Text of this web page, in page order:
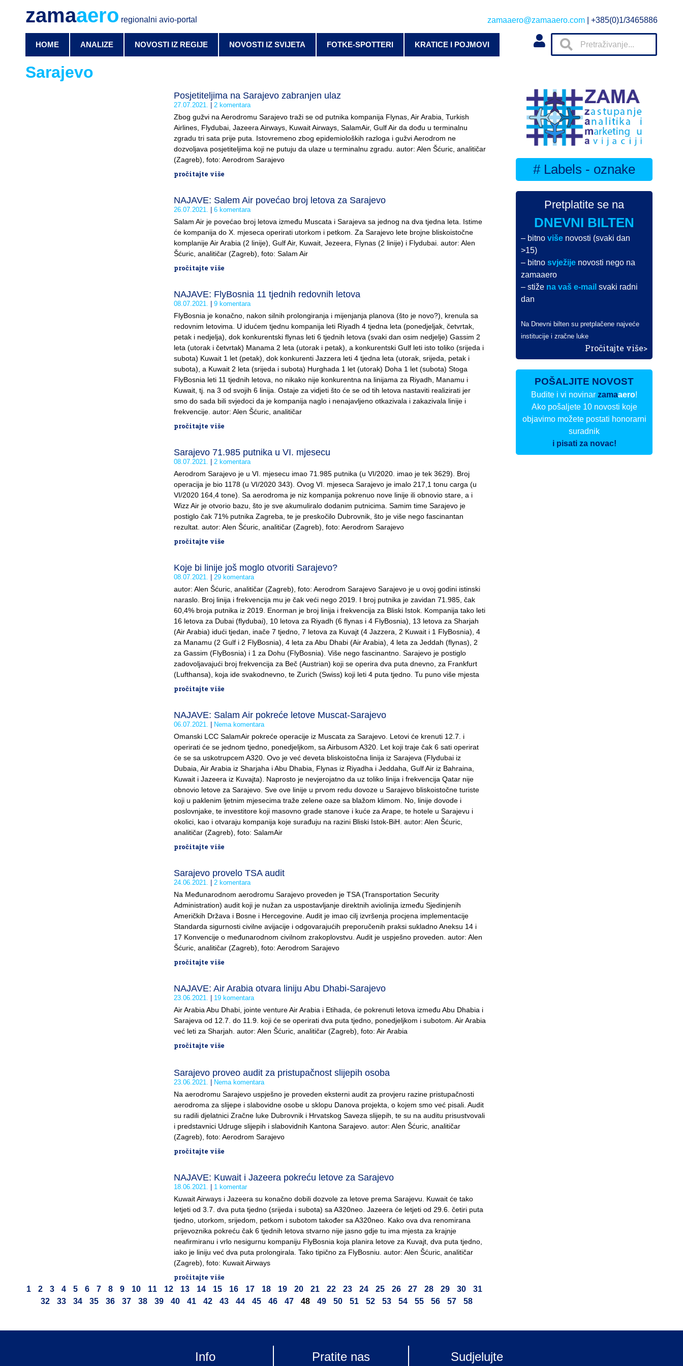
zamaaero regionalni avio-portal zamaaero@zamaaero.com | +385(0)1/3465886
HOME ANALIZE NOVOSTI IZ REGIJE NOVOSTI IZ SVIJETA FOTKE-SPOTTERI KRATICE I POJMOVI
Sarajevo
Posjetiteljima na Sarajevo zabranjen ulaz
27.07.2021. 2 komentara
Zbog gužvi na Aerodromu Sarajevo traži se od putnika kompanija Flynas, Air Arabia, Turkish
Airlines, Flydubai, Jazeera Airways, Kuwait Airways, SalamAir, Gulf Air da dođu u terminalnu
zgradu tri sata prije puta. Istovremeno zbog epidemioloških razloga i gužvi Aerodrom ne
dozvoljava posjetiteljima koji ne putuju da ulaze u terminalnu zgradu. autor: Alen Šćuric, analitičar
(Zagreb), foto: Aerodrom Sarajevo
pročitajte više
NAJAVE: Salem Air povećao broj letova za Sarajevo
26.07.2021. 6 komentara
Salam Air je povećao broj letova između Muscata i Sarajeva sa jednog na dva tjedna leta. Istime
će kompanija do X. mjeseca operirati utorkom i petkom. Za Sarajevo lete brojne bliskoistočne
komplanije Air Arabia (2 linije), Gulf Air, Kuwait, Jezeera, Flynas (2 linije) i Flydubai. autor: Alen
Šćuric, analitičar (Zagreb), foto: Salam Air
pročitajte više
NAJAVE: FlyBosnia 11 tjednih redovnih letova
08.07.2021. 9 komentara
FlyBosnia je konačno, nakon silnih prolongiranja i mijenjanja planova (što je novo?), krenula sa
redovnim letovima. U idućem tjednu kompanija leti Riyadh 4 tjedna leta (ponedjeljak, četvrtak,
petak i nedjelja), dok konkurentski flynas leti 6 tjednih letova (svaki dan osim nedjelje) Gassim 2
leta (utorak i četvrtak) Manama 2 leta (utorak i petak), a konkurentski Gulf leti isto toliko (srijeda i
subota) Kuwait 1 let (petak), dok konkurenti Jazzera leti 4 tjedna leta (utorak, srijeda, petak i
subota), a Kuwait 2 leta (srijeda i subota) Hurghada 1 let (utorak) Doha 1 let (subota) Stoga
FlyBosnia leti 11 tjednih letova, no nikako nije konkurentna na linijama za Riyadh, Manamu i
Kuwait, tj. na 3 od svojih 6 linija. Ostaje za vidjeti što će se od tih letova nastaviti realizirati jer
smo do sada bili svjedoci da je kompanija naglo i nenajavljeno otkazivala i zakazivala linije i
frekvencije. autor: Alen Šćuric, analitičar
pročitajte više
Sarajevo 71.985 putnika u VI. mjesecu
08.07.2021. 2 komentara
Aerodrom Sarajevo je u VI. mjesecu imao 71.985 putnika (u VI/2020. imao je tek 3629). Broj
operacija je bio 1178 (u VI/2020 343). Ovog VI. mjeseca Sarajevo je imalo 217,1 tonu carga (u
VI/2020 164,4 tone). Sa aerodroma je niz kompanija pokrenuo nove linije ili obnovio stare, a i
Wizz Air je otvorio bazu, što je sve akumuliralo dodanim putnicima. Samim time Sarajevo je
postiglo čak 71% putnika Zagreba, te je preskočilo Dubrovnik, što je više nego fascinantan
rezultat. autor: Alen Šćuric, analitičar (Zagreb), foto: Aerodrom Sarajevo
pročitajte više
Koje bi linije još moglo otvoriti Sarajevo?
08.07.2021. 29 komentara
autor: Alen Šćuric, analitičar (Zagreb), foto: Aerodrom Sarajevo Sarajevo je u ovoj godini istinski
naraslo. Broj linija i frekvencija mu je čak veći nego 2019. I broj putnika je zavidan 71.985, čak
60,4% broja putnika iz 2019. Enorman je broj linija i frekvencija za Bliski Istok. Kompanija tako leti
16 letova za Dubai (flydubai), 10 letova za Riyadh (6 flynas i 4 FlyBosnia), 13 letova za Sharjah
(Air Arabia) idući tjedan, inače 7 tjedno, 7 letova za Kuvajt (4 Jazzera, 2 Kuwait i 1 FlyBosnia), 4
za Manamu (2 Gulf i 2 FlyBosnia), 4 leta za Abu Dhabi (Air Arabia), 4 leta za Jeddah (flynas), 2
za Gassim (FlyBosnia) i 1 za Dohu (FlyBosnia). Više nego fascinantno. Sarajevo je postiglo
zadovoljavajući broj frekvencija za Beč (Austrian) koji se operira dva puta dnevno, za Frankfurt
(Lufthansa), koja ide svakodnevno, te Zurich (Swiss) koji leti 4 puta tjedno. Tu puno više mjesta
pročitajte više
NAJAVE: Salam Air pokreće letove Muscat-Sarajevo
06.07.2021. Nema komentara
Omanski LCC SalamAir pokreće operacije iz Muscata za Sarajevo. Letovi će krenuti 12.7. i
operirati će se jednom tjedno, ponedjeljkom, sa Airbusom A320. Let koji traje čak 6 sati operirat
će se sa uskotrupcem A320. Ovo je već deveta bliskoistočna linija iz Sarajeva (Flydubai iz
Dubaia, Air Arabia iz Sharjaha i Abu Dhabia, Flynas iz Riyadha i Jeddaha, Gulf Air iz Bahraina,
Kuwait i Jazeera iz Kuvajta). Naprosto je nevjerojatno da uz toliko linija i frekvencija Qatar nije
obnovio letove za Sarajevo. Sve ove linije u prvom redu dovoze u Sarajevo bliskoistočne turiste
koji u paklenim ljetnim mjesecima traže zelene oaze sa blažom klimom. No, linije dovode i
poslovnjake, te investitore koji masovno grade stanove i kuće za Arape, te hotele u Sarajevu i
okolici, kao i otvaraju kompanija koje surađuju na razini Bliski Istok-BiH. autor: Alen Šćuric,
analitičar (Zagreb), foto: SalamAir
pročitajte više
Sarajevo provelo TSA audit
24.06.2021. 2 komentara
Na Međunarodnom aerodromu Sarajevo proveden je TSA (Transportation Security
Administration) audit koji je nužan za uspostavljanje direktnih aviolinija između Sjedinjenih
Američkih Država i Bosne i Hercegovine. Audit je imao cilj izvršenja procjena implementacije
Standarda sigurnosti civilne avijacije i odgovarajućih preporučenih praksi sukladno Aneksu 14 i
17 Konvencije o međunarodnom civilnom zrakoplovstvu. Audit je uspješno proveden. autor: Alen
Šćuric, analitičar (Zagreb), foto: Aerodrom Sarajevo
pročitajte više
NAJAVE: Air Arabia otvara liniju Abu Dhabi-Sarajevo
23.06.2021. 19 komentara
Air Arabia Abu Dhabi, jointe venture Air Arabia i Etihada, će pokrenuti letova između Abu Dhabia i
Sarajeva od 12.7. do 11.9. koji će se operirati dva puta tjedno, ponedjeljkom i subotom. Air Arabia
već leti za Sharjah. autor: Alen Šćuric, analitičar (Zagreb), foto: Air Arabia
pročitajte više
Sarajevo proveo audit za pristupačnost slijepih osoba
23.06.2021. Nema komentara
Na aerodromu Sarajevo uspješno je proveden eksterni audit za provjeru razine pristupačnosti
aerodroma za slijepe i slabovidne osobe u sklopu Danova projekta, o kojem smo već pisali. Audit
su radili djelatnici Zračne luke Dubrovnik i Hrvatskog Saveza slijepih, te su na auditu prisustvovali
i predstavnici Udruge slijepih i slabovidnih Kantona Sarajevo. autor: Alen Šćuric, analitičar
(Zagreb), foto: Aerodrom Sarajevo
pročitajte više
NAJAVE: Kuwait i Jazeera pokreću letove za Sarajevo
18.06.2021. 1 komentar
Kuwait Airways i Jazeera su konačno dobili dozvole za letove prema Sarajevu. Kuwait će tako
letjeti od 3.7. dva puta tjedno (srijeda i subota) sa A320neo. Jazeera će letjeti od 29.6. četiri puta
tjedno, utorkom, srijedom, petkom i subotom također sa A320neo. Kako ova dva renomirana
prijevoznika pokreću čak 6 tjednih letova stvarno nije jasno gdje tu ima mjesta za krajnje
neafirmiranu i vrlo nesigurnu kompaniju FlyBosnia koja planira letove za Kuvajt, dva puta tjedno,
iako je liniju već dva puta prolongirala. Tako tipično za FlyBosniu. autor: Alen Šćuric, analitičar
(Zagreb), foto: Kuwait Airways
pročitajte više
1 2 3 4 5 6 7 8 9 10 11 12 13 14 15 16 17 18 19 20 21 22 23 24 25 26 27 28 29 30
31
32
33 34 35 36 37 38 39 40 41 42 43 44 45 46 47 48 49 50 51 52 53 54 55 56 57 58
# Labels - oznake
Pretplatite se na
DNEVNI BILTEN
– bitnoviše novosti (svaki dan
>15)
– bitnosvježije novosti nego na
zamaaero
– stiže na vaš e-mail svaki radni
dan
Na Dnevni bilten su pretplačene najveće
institucije i zračne luke
Pročitajte više>
POŠALJITE NOVOST
Budite i vi novinarzamaaero!
Ako pošaljete 10 novosti koje
objavimo možete postati honorarni
suradnik
i pisati za novac!
Info Pratite nas Sudjelujte